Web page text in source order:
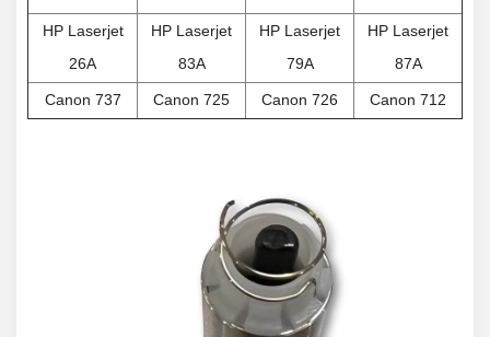
HP Laserjet
87A
HP Laserjet
79A
HP Laserjet
83A
HP Laserjet
26A
Canon 712
Canon 726
Canon 725
Canon 737